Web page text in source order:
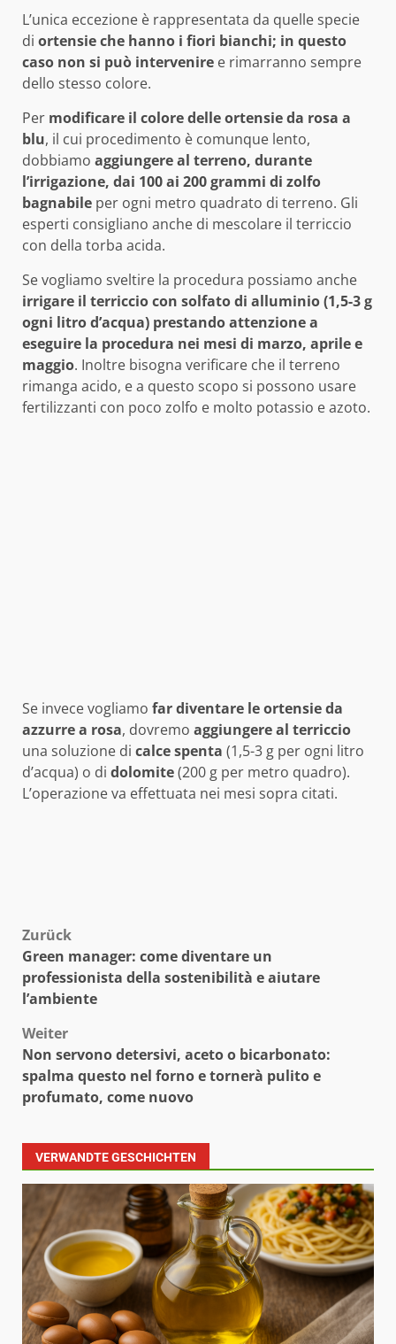
L’unica eccezione è rappresentata da quelle specie
di ortensie che hanno i fiori bianchi; in questo
caso non si può intervenire e rimarranno sempre
dello stesso colore.
Per modificare il colore delle ortensie da rosa a
blu, il cui procedimento è comunque lento,
dobbiamo aggiungere al terreno, durante
l’irrigazione, dai 100 ai 200 grammi di zolfo
bagnabile per ogni metro quadrato di terreno. Gli
esperti consigliano anche di mescolare il terriccio
con della torba acida.
Se vogliamo sveltire la procedura possiamo anche
irrigare il terriccio con solfato di alluminio (1,5-3 g
ogni litro d’acqua) prestando attenzione a
eseguire la procedura nei mesi di marzo, aprile e
maggio. Inoltre bisogna verificare che il terreno
rimanga acido, e a questo scopo si possono usare
fertilizzanti con poco zolfo e molto potassio e azoto.
Se invece vogliamo far diventare le ortensie da
azzurre a rosa, dovremo aggiungere al terriccio
una soluzione di calce spenta (1,5-3 g per ogni litro
d’acqua) o di dolomite(200 g per metro quadro).
L’operazione va effettuata nei mesi sopra citati.
Beitragsnavigation
Zurück
Green manager: come diventare un
professionista della sostenibilità e aiutare
l’ambiente
Weiter
Non servono detersivi, aceto o bicarbonato:
spalma questo nel forno e tornerà pulito e
profumato, come nuovo
VERWANDTE GESCHICHTEN